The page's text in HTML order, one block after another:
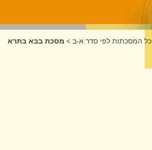
כל המסכתות לפי סדר א-ב > מסכת בבא בתרא